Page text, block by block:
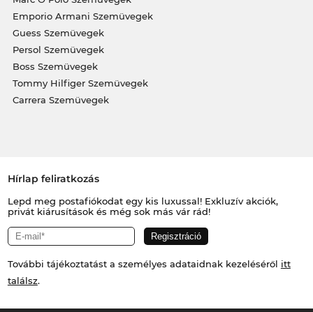
Emporio Armani Szemüvegek
Guess Szemüvegek
Persol Szemüvegek
Boss Szemüvegek
Tommy Hilfiger Szemüvegek
Carrera Szemüvegek
Hírlap feliratkozás
Lepd meg postafiókodat egy kis luxussal! Exkluzív akciók,
privát kiárusítások és még sok más vár rád!
További tájékoztatást a személyes adataidnak kezeléséről itt
találsz.